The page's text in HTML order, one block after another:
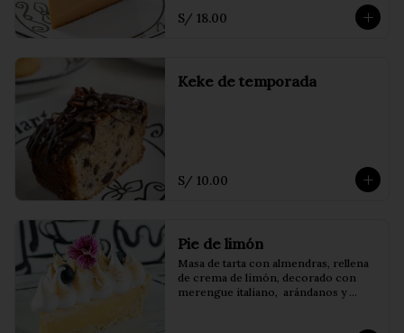
S/ 18.00
Keke de temporada
S/ 10.00
Pie de limón
Masa de tarta con almendras, rellena
de crema de limón, decorado con
merengue italiano,  arándanos y